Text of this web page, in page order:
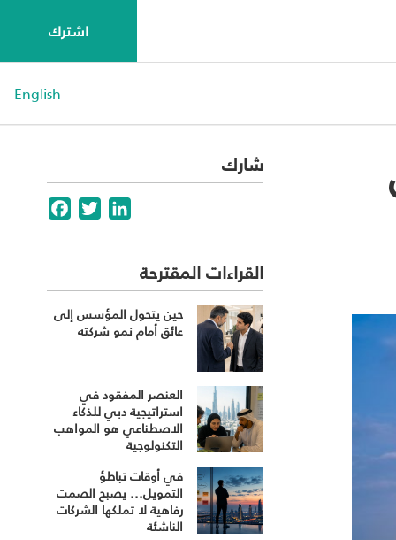
اشترك
English
شارك
FacebookTwitterLinkedIn
القراءات المقترحة
حين يتحول المؤسس إلى
عائق أمام نمو شركته
العنصر المفقود في
استراتيجية دبي للذكاء
الاصطناعي هو المواهب
التكنولوجية
في أوقات تباطؤ
التمويل... يصبح الصمت
رفاهية لا تملكها الشركات
الناشئة